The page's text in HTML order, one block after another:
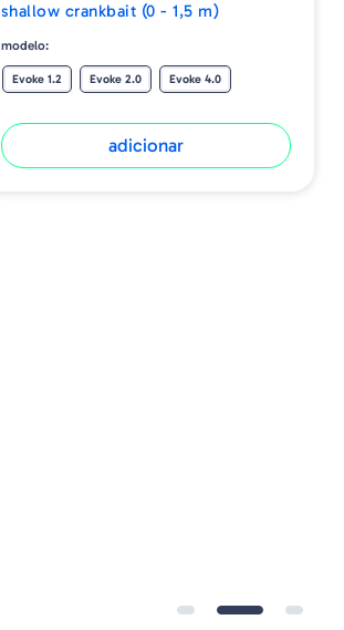
shallow crankbait (0 - 1,5 m)
modelo:
Evoke 1.2 Evoke 2.0 Evoke 4.0
adicionar